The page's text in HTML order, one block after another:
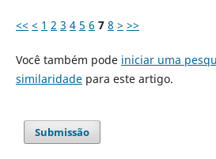
<< < 1 2 3 4 5 6 7 8 > >>
Você também pode iniciar uma
similaridadepara este artigo.
Submissão